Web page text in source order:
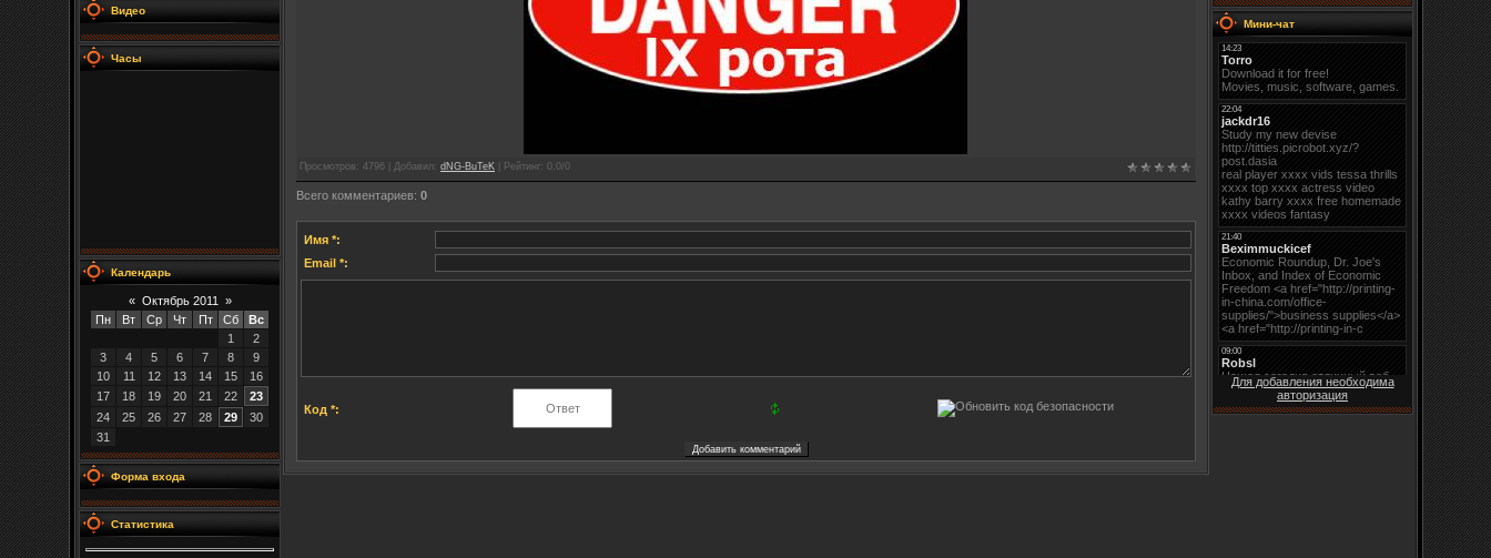
Видео
Часы
Календарь
« Октябрь 2011
»
Пн
Вт Ср Чт Пт Сб
Вс
1
2
3
4 5 6 7 8
9
10
11 12 13 14 15
16
17
18 19 20 21 22
23
24
25 26 27 28 29
30
31
Форма входа
Статистика
Просмотров : 4796 | Добавил: dNG-BuTeK Рейтинг: 0.0/0
Всего комментариев: 0
Имя *:
Email *:
Код *:
Мини-чат
Для добавления необходима
авторизация